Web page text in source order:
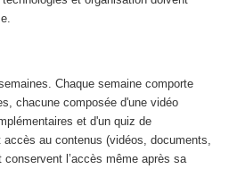
Chaque semaine comporte
chacune composée d'une vidéo
et d'un quiz de
au contenus (vidéos, documents,
conservent l’accès même après sa